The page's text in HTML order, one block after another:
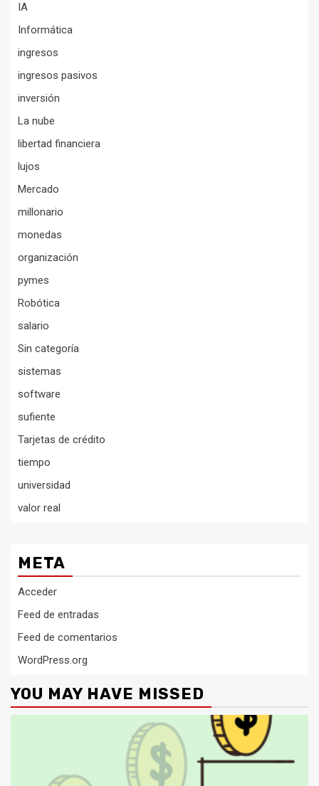
IA
Informática
ingresos
ingresos pasivos
inversión
La nube
libertad financiera
lujos
Mercado
millonario
monedas
organización
pymes
Robótica
salario
Sin categoría
sistemas
software
sufiente
Tarjetas de crédito
tiempo
universidad
valor real
META
Acceder
Feed de entradas
Feed de comentarios
WordPress.org
YOU MAY HAVE MISSED